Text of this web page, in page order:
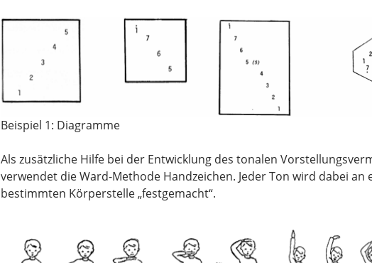
Beispiel 1: Diagramme
Als zusätzliche Hilfe bei der Entwicklung des tonalen
verwendet die Ward-Methode Handzeichen. Jeder Ton wird dabei an
bestimmten Körperstelle „festgemacht“.